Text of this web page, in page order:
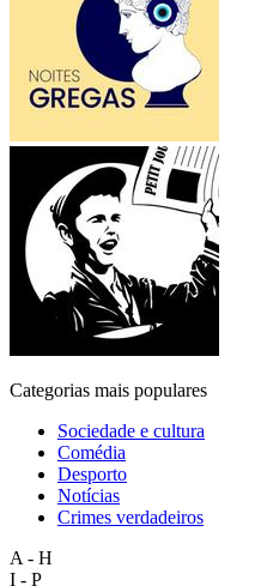
Categorias mais populares
Sociedade e cultura
Comédia
Desporto
Notícias
Crimes verdadeiros
A - H
I - P